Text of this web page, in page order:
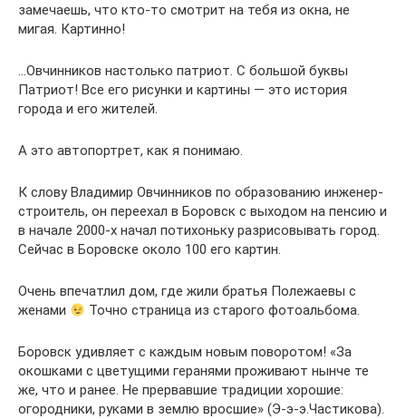
замечаешь, что кто-то смотрит на тебя из окна, не
мигая. Картинно!
…Овчинников настолько патриот. С большой буквы
Патриот! Все его рисунки и картины — это история
города и его жителей.
А это автопортрет, как я понимаю.
К слову Владимир Овчинников по образованию инженер-
строитель, он переехал в Боровск с выходом на пенсию и
в начале 2000-х начал потихоньку разрисовывать город.
Сейчас в Боровске около 100 его картин.
Очень впечатлил дом, где жили братья Полежаевы с
женами
Точно страница из старого фотоальбома.
Боровск удивляет с каждым новым поворотом! «За
окошками с цветущими геранями проживают нынче те
же, что и ранее. Не прервавшие традиции хорошие:
огородники, руками в землю вросшие» (Э-э-э.Частикова).